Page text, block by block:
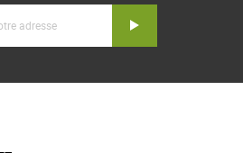
Inscription